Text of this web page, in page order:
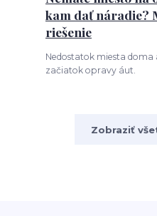
kam dať náradie?
riešenie
Nedostatok miesta
začiatok opravy áut.
Zobraziť